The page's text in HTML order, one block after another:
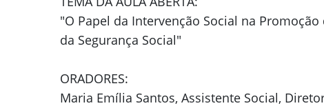
"O Papel da Intervenção Social na
da Segurança Social"
ORADORES:
Maria Emília Santos, Assistente Social,